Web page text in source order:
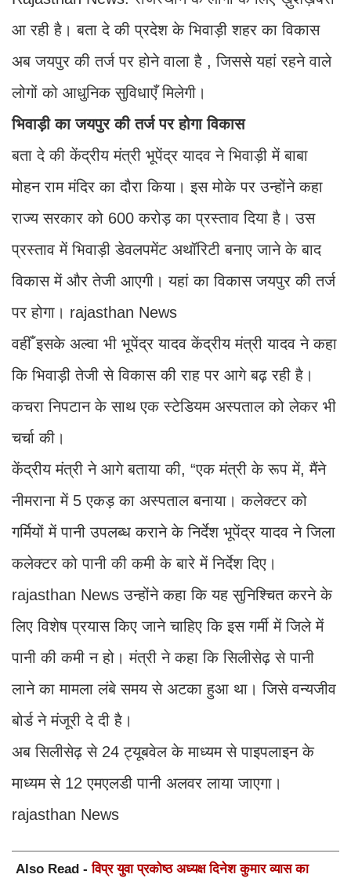
आ रही है। बता दे की प्रदेश के भिवाड़ी शहर का विकास
अब जयपुर की तर्ज पर होने वाला है , जिससे यहां रहने वाले
लोगों को आधुनिक सुविधाएँ मिलेगी।
भिवाड़ी का जयपुर की तर्ज पर होगा विकास
बता दे की केंद्रीय मंत्री भूपेंद्र यादव ने भिवाड़ी में बाबा
मोहन राम मंदिर का दौरा किया। इस मोके पर उन्होंने कहा
राज्य सरकार को 600 करोड़ का प्रस्ताव दिया है। उस
प्रस्ताव में भिवाड़ी डेवलपमेंट अथॉरिटी बनाए जाने के बाद
विकास में और तेजी आएगी। यहां का विकास जयपुर की तर्ज
पर होगा। rajasthan News
वहीँ इसके अल्वा भी भूपेंद्र यादव केंद्रीय मंत्री यादव ने कहा
कि भिवाड़ी तेजी से विकास की राह पर आगे बढ़ रही है।
कचरा निपटान के साथ एक स्टेडियम अस्पताल को लेकर भी
चर्चा की।
केंद्रीय मंत्री ने आगे बताया की, “एक मंत्री के रूप में, मैंने
नीमराना में 5 एकड़ का अस्पताल बनाया। कलेक्टर को
गर्मियों में पानी उपलब्ध कराने के निर्देश भूपेंद्र यादव ने जिला
कलेक्टर को पानी की कमी के बारे में निर्देश दिए।
rajasthan News उन्होंने कहा कि यह सुनिश्चित करने के
लिए विशेष प्रयास किए जाने चाहिए कि इस गर्मी में जिले में
पानी की कमी न हो। मंत्री ने कहा कि सिलीसेढ़ से पानी
लाने का मामला लंबे समय से अटका हुआ था। जिसे वन्यजीव
बोर्ड ने मंजूरी दे दी है।
अब सिलीसेढ़ से 24 ट्यूबवेल के माध्यम से पाइपलाइन के
माध्यम से 12 एमएलडी पानी अलवर लाया जाएगा।
rajasthan News
Also Read -विप्र युवा प्रकोष्ठ अध्यक्ष दिनेश कुमार व्यास का